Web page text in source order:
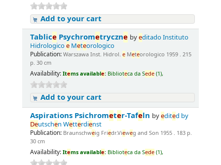
Add to your cart
Tablice Psychrometryczne byeditado Instituto
Hidrologicoe Meteorologico
Publication: Warszawa Inst. Hidrol.e Meteorologico 1959 . 215
p. 30 cm
Availability: Items available: Biblioteca da Sede (1),
Add to your cart
Aspirations Psichrometer-Tafeln byedited by
Deutschen Wetterdienst
Publication: Braunschweig Friedr.Vieweg and Son 1955 . 183 p.
30 cm
Availability: Items available: Biblioteca da Sede (1),